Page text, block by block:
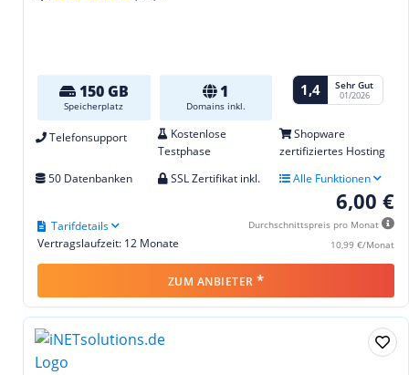
150 GB
Speicherplatz
1
Domains inkl.
1,4 Sehr Gut
01/2026
Telefonsupport
Kostenlose
Testphase
Shopware
zertifiziertes Hosting
50 Datenbanken
SSL Zertifikat inkl. Alle Funktionen
6,00 €
Durchschnittspreis pro Monat
10,99 €/Monat
Vertragslaufzeit: 12 Monate
Tarifdetails
ZUM ANBIETER *